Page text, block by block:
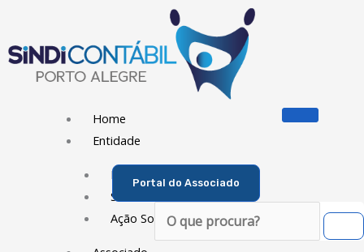
conteúdo
Home
Entidade
Diretoria
Sede Social
Ação Social
Portal do Associado
Pesquisar